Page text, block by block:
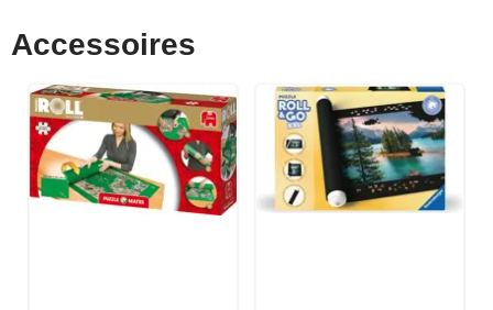
Accessoires